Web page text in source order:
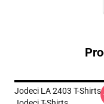
Jodeci LA 2403 T-Shirts